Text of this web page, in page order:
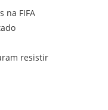
na FIFA
resistir